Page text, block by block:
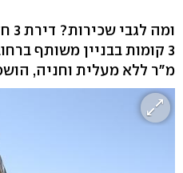
מ"ר ללא מעלית וחניה, הושכרה ב-5,200